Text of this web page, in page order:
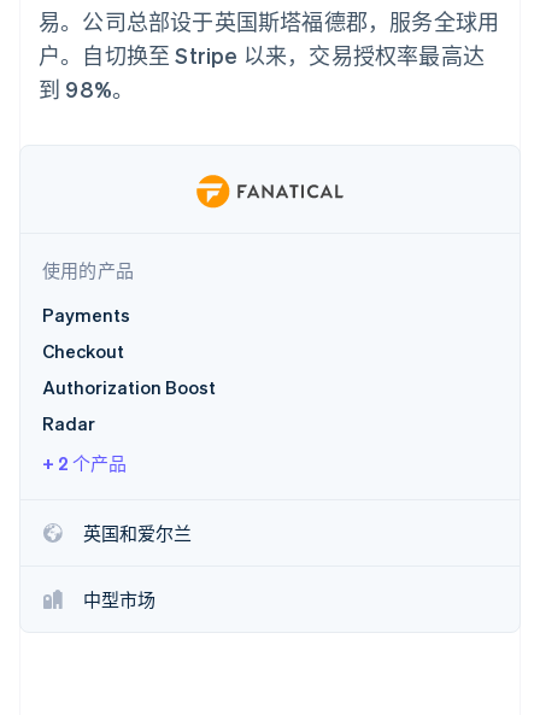
Boost
支付成功率优
化
Link
会计自动化
Stripe Sigma
自定义报告
欺诈防范
Atlas
碳移除
资金管理
平台
SaaS
AI 企业
公共部门
零售
合作伙伴
通过智能体配置和管理服
务
应用集成
代码示例
产品路线图
Sessions 年度大会
易。公司总部设于英国斯塔福德郡，服务全球用
户。自切换至 Stripe 以来，交易授权率最高达
到 98%。
使用的产品
Payments
Checkout
Authorization Boost
Radar
+ 2 个产品
英国和爱尔兰
中型市场